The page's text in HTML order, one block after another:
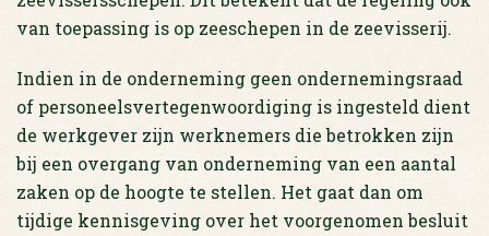
van toepassing is op zeeschepen in de zeevisserij.
Indien in de onderneming geen ondernemingsraad
of personeelsvertegenwoordiging is ingesteld dient
de werkgever zijn werknemers die betrokken zijn
bij een overgang van onderneming van een aantal
zaken op de hoogte te stellen. Het gaat dan om
tijdige kennisgeving over het voorgenomen besluit